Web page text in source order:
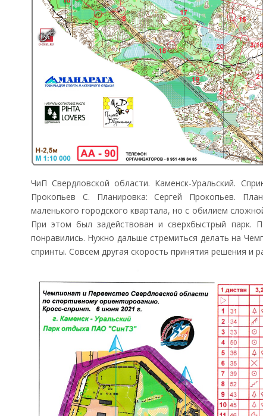
ЧиП Свердловской области. Каменск-Уральский.
Прокопьев С. Планировка: Сергей Прокопьев.
маленького городского квартала, но с обилием
При этом был задействован и сверхбыстрый парк.
понравились. Нужно дальше стремиться делать на
спринты. Совсем другая скорость принятия решения и